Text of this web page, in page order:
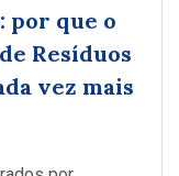
por que o
Resíduos
vez mais